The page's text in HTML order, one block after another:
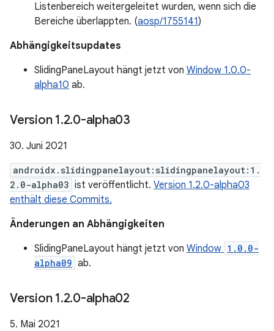
Listenbereich weitergeleitet wurden, wenn sich die
Bereiche überlappten. (aosp/1755141)
Abhängigkeitsupdates
SlidingPaneLayout hängt jetzt von Window 1.0.0-
alpha10 ab.
Version 1.2.0-alpha03
30. Juni 2021
androidx.slidingpanelayout:slidingpanelayout:1.
2.0-alpha03 ist veröffentlicht. Version 1.2.0-alpha03
enthält diese Commits.
Änderungen an Abhängigkeiten
SlidingPaneLayout hängt jetzt von Window 1.0.0-
alpha09 ab.
Version 1.2.0-alpha02
5. Mai 2021